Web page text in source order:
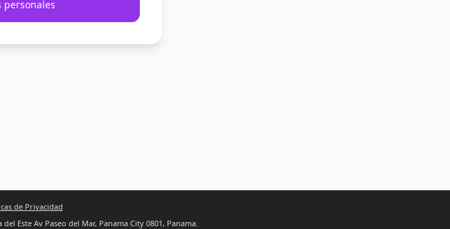
personales
de Privacidad
Este Av Paseo del Mar, Panama City 0801, Panama.